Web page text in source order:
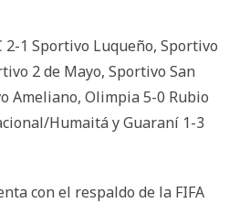
2-1 Sportivo Luqueño, ⁠Sportivo
2 de Mayo, ⁠Sportivo San
Ameliano, Olimpia 5-0 Rubio
Humaitá y ⁠Guaraní 1-3
con el respaldo de la FIFA